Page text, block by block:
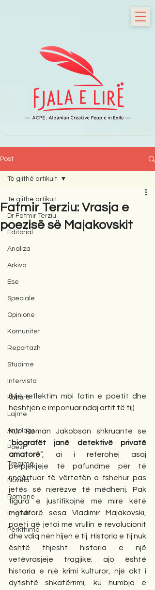
Post
Të gjithë artikujt
Dr Fatmir Terziu
Editorial
Analiza
Arkiva
Ese
Speciale
Opinione
Komunitet
Reportazh
Studime
Intervista
Kulturë
Lajme
Antologji
Poezi
Tregime
Novela
Romane
English
Përkthime
Të gjithë artikujt
Fatmir Terziu: Vrasja e
poezisë së Majakovskit
(Një reflektim mbi fatin e poetit dhe
heshtjen e imponuar ndaj artit të tij)
Kur Roman Jakobson shkruante se
“biografët janë detektivë privatë
amatorë”, ai i referohej asaj
përpjekjeje të pafundme për të
rindërtuar të vërtetën e fshehur pas
jetës së njerëzve të mëdhenj. Pak
figura e justifikojnë më mirë këtë
metaforë sesa Vladimir Majakovski,
poeti që jetoi me vrullin e revolucionit
dhe vdiq nën hijen e tij. Historia e tij nuk
është thjesht historia e një
vetëvrasjeje tragjike; ajo është
historia e një krimi kulturor, një akt i
dyfishtë shkatërrimi, ku humbja e